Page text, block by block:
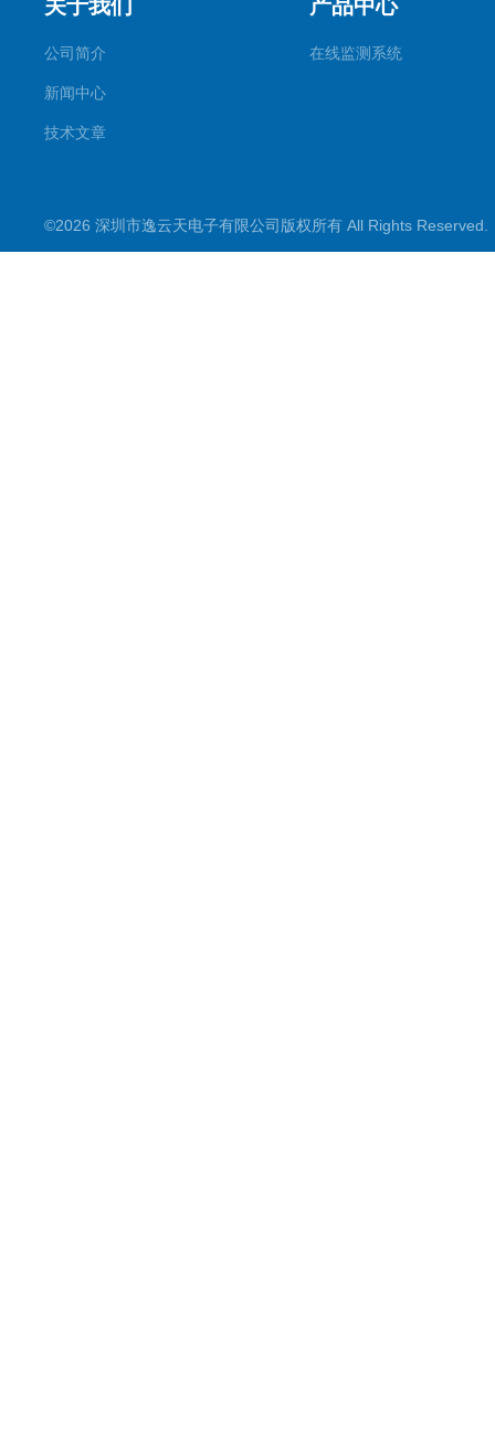
关于我们
公司简介
新闻中心
技术文章
产品中心
在线监测系统
©2026 深圳市逸云天电子有限公司版权所有 All Rights